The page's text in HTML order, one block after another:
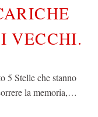
VECCHI.
5 Stelle che stanno
la memoria,…